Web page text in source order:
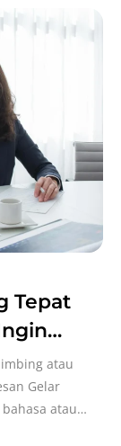
Tepat
atau
Gelar
atau